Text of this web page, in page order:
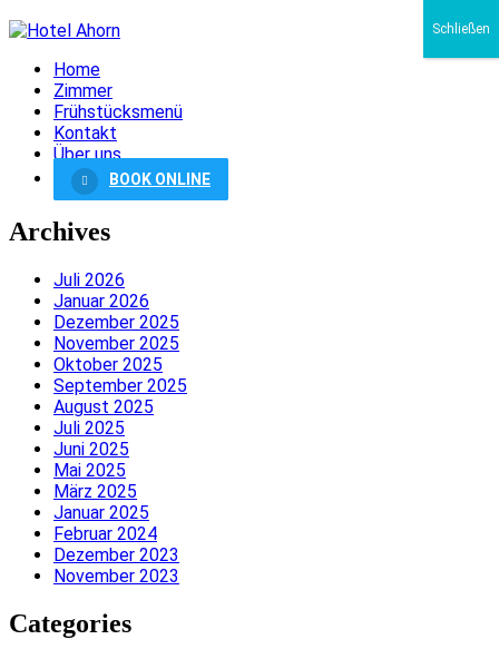
Home
Zimmer
Frühstücksmenü
Kontakt
Über uns
BOOK ONLINE
Archives
Juli 2026
Januar 2026
Dezember 2025
November 2025
Oktober 2025
September 2025
August 2025
Juli 2025
Juni 2025
Mai 2025
März 2025
Januar 2025
Februar 2024
Dezember 2023
November 2023
Categories
Schließen